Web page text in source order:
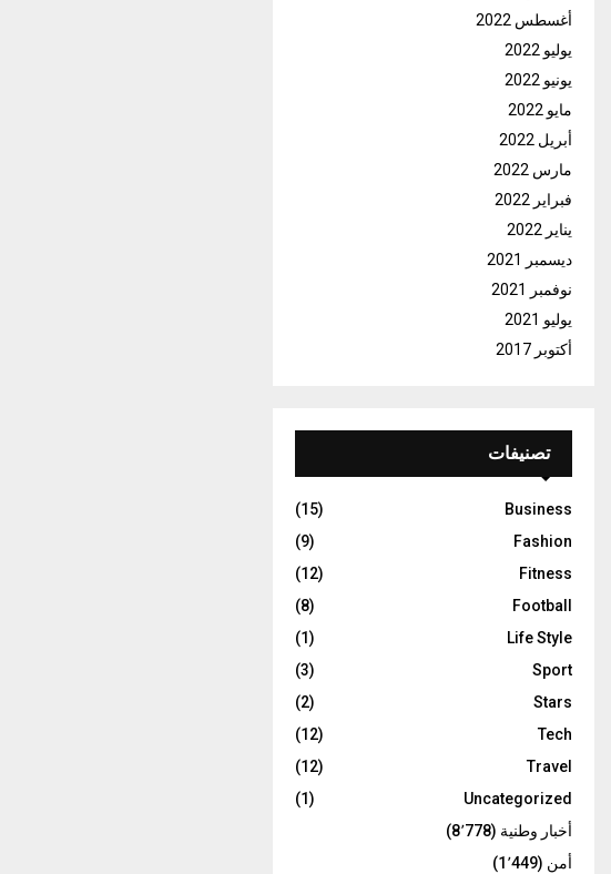
أغسطس 2022
يوليو 2022
يونيو 2022
مايو 2022
أبريل 2022
مارس 2022
فبراير 2022
يناير 2022
ديسمبر 2021
نوفمبر 2021
يوليو 2021
أكتوبر 2017
تصنيفات
Business
(15)
Fashion
(9)
Fitness
(12)
Football
(8)
Life Style
(1)
Sport
(3)
Stars
(2)
Tech
(12)
Travel
(12)
Uncategorized
(1)
أخبار وطنية (8٬778)
أمن (1٬449)